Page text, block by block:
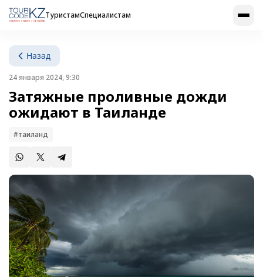
ТуристамСпециалистам
Назад
24 января 2024, 9:30
Затяжные проливные дожди
ожидают в Таиланде
#таиланд